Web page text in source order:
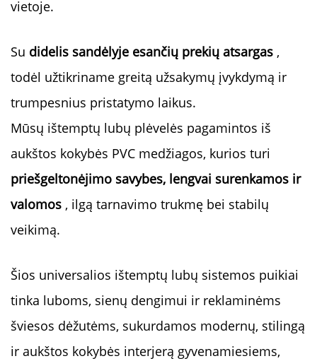
vietoje.
Su didelis sandėlyje esančių prekių atsargas ,
todėl užtikriname greitą užsakymų įvykdymą ir
trumpesnius pristatymo laikus.
Mūsų ištemptų lubų plėvelės pagamintos iš
priešgeltonėjimo savybes, lengvai surenkamos ir
valomos , ilgą tarnavimo trukmę bei stabilų
veikimą.
Šios universalios ištemptų lubų sistemos puikiai
tinka luboms, sienų dengimui ir reklaminėms
šviesos dėžutėms, sukurdamos modernų, stilingą
ir aukštos kokybės interjerą gyvenamiesiems,